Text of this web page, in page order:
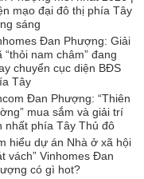
mạo đại đô thị phía Tây
sáng
Đan Phượng: Giải
“thỏi nam châm” đang
chuyển cục diện BĐS
Tây
Đan Phượng: “Thiên
mua sắm và giải trí
nhất phía Tây Thủ đô
hiểu dự án Nhà ở xã hội
vách” Vinhomes Đan
có gì hot?